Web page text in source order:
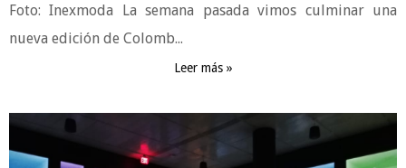
Foto: Inexmoda La semana pasada vimos culminar una
nueva edición de Colomb...
Leer más »